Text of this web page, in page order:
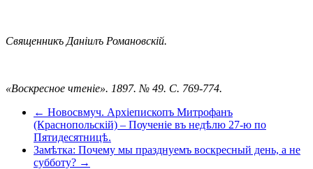
Священникъ Даніилъ Романовскій.
«Воскресное чтеніе». 1897. № 49. С. 769-774.
← Новосвмуч. Архіепископъ Митрофанъ
(Краснопольскій) – Поученіе въ недѣлю 27-ю по
Пятидесятницѣ.
Замѣтка: Почему мы празднуемъ воскресный день, а не
субботу? →